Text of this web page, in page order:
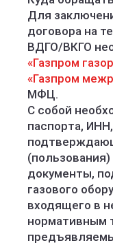
Для
договора на
ВДГО/ВКГО
«Газпром
«Газпром
МФЦ.
С собой
паспорта,
документы,
газового
входящего в
нормативным